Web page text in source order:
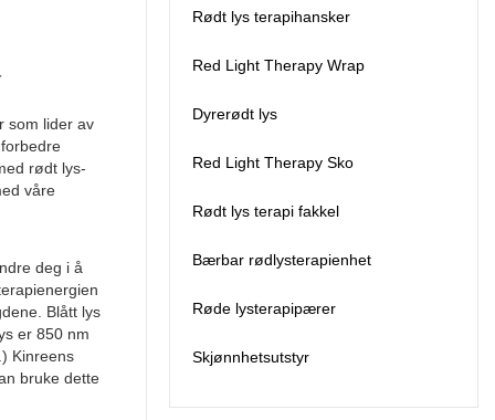
som lider av
rødt lys-
våre
deg i å
Blått lys
er 850 nm
Kinreens
bruke dette
batteri og enn batteri
kontakt oss for mer
Rødt lys terapihansker
Red Light Therapy Wrap
Dyrerødt lys
Red Light Therapy Sko
Rødt lys terapi fakkel
Bærbar rødlysterapienhet
Røde lysterapipærer
Skjønnhetsutstyr